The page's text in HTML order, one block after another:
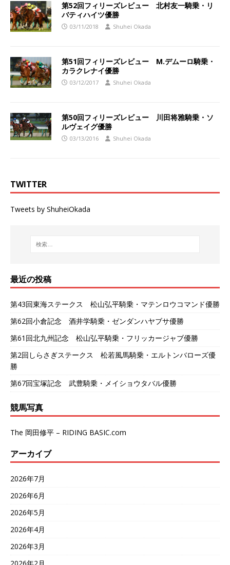
第52回フィリーズレビュー 北村友一騎乗・リ
バティハイツ優勝
03/11/2018 Shuhei Okada
第51回フィリーズレビュー M.デムーロ騎乗・
カラクレナイ優勝
03/12/2017 Shuhei Okada
第50回フィリーズレビュー 川田将雅騎乗・ソ
ルヴェイグ優勝
03/13/2016 Shuhei Okada
TWITTER
Tweets by ShuheiOkada
最近の投稿
第43回東海ステークス 松山弘平騎乗・マテンロウコマンド優勝
第62回小倉記念 酒井学騎乗・ゼンダンハヤブサ優勝
第61回北九州記念 松山弘平騎乗・フリッカージャブ優勝
第2回しらさぎステークス 松若風馬騎乗・エルトンバローズ優
勝
第67回宝塚記念 武豊騎乗・メイショウタバル優勝
競馬写真
The 岡田修平 – RIDING BASIC.com
アーカイブ
2026年7月
2026年6月
2026年5月
2026年4月
2026年3月